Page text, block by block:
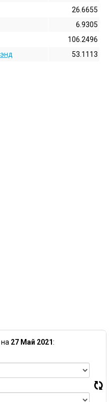
26.6655
6.9305
106.2496
53.1113
на 27 Май 2021: